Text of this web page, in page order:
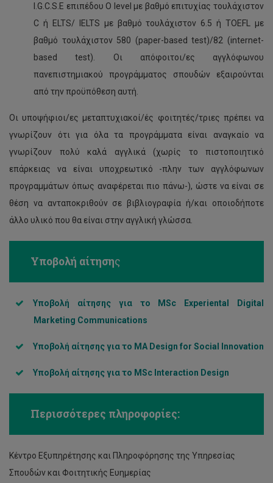
I.G.C.S.E επιπέδου Ο level με βαθμό επιτυχίας τουλάχιστον
C ή ELTS/ IELTS με βαθμό τουλάχιστον 6.5 ή ΤOEFL με
βαθμό τουλάχιστον 580 (paper-based test)/82 (internet-
based test). Οι απόφοιτοι/ες αγγλόφωνου
πανεπιστημιακού προγράμματος σπουδών εξαιρούνται
από την προϋπόθεση αυτή.
Οι υποψήφιοι/ες μεταπτυχιακοί/ές φοιτητές/τριες πρέπει να
γνωρίζουν ότι για όλα τα προγράμματα είναι αναγκαίο να
γνωρίζουν πολύ καλά αγγλικά (χωρίς το πιστοποιητικό
επάρκειας να είναι υποχρεωτικό -πλην των αγγλόφωνων
προγραμμάτων όπως αναφέρεται πιο πάνω-), ώστε να είναι σε
θέση να ανταποκριθούν σε βιβλιογραφία ή/και οποιοδήποτε
άλλο υλικό που θα είναι στην αγγλική γλώσσα.
Υποβολή αίτησης
Υποβολή αίτησης για το MSc Experiental Digital
Marketing Communications
Υποβολή αίτησης για το MA Design for Social Innovation
Υποβολή αίτησης για το MSc Interaction Design
Περισσότερες πληροφορίες:
Κέντρο Εξυπηρέτησης και Πληροφόρησης της Υπηρεσίας
Σπουδών και Φοιτητικής Ευημερίας